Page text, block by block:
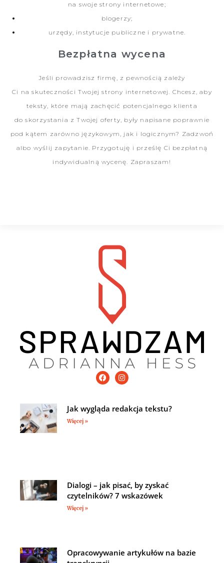
na swoje strony internetowe;
blogerzy;
urzędy, instytucje publiczne i prywatne.
Bezpłatna wycena
Jeśli prowadzisz firmę, z pewnością zależy
Ci na skuteczności Twojej strony internetowej. Chcesz, aby
teksty, które mają zachęcić potencjalnego klienta
do skorzystania z Twojej oferty, były napisane poprawnie
pod kątem zarówno językowym, jak i logicznym? Zadzwoń
albo wyślij zapytanie. Przygotuję i prześlę Ci bezpłatną
indywidualną wycenę. Zapraszam!
Jak wygląda redakcja tekstu?
Więcej »
Dialogi – jak pisać, by zyskać
czytelników? 7 wskazówek
Więcej »
Opracowywanie artykułów na bazie